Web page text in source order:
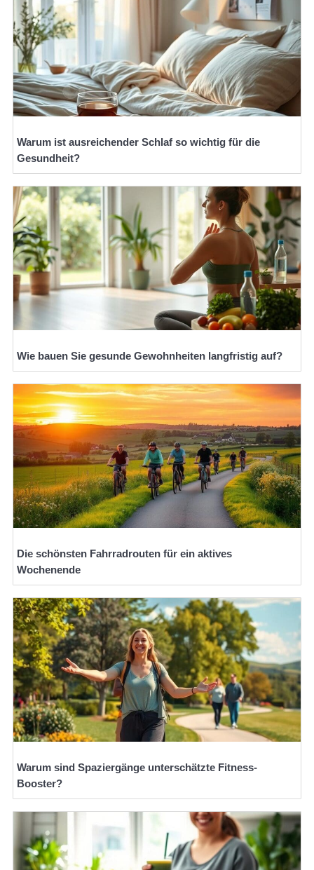
Warum ist ausreichender Schlaf so wichtig für die
Gesundheit?
Wie bauen Sie gesunde Gewohnheiten langfristig auf?
Die schönsten Fahrradrouten für ein aktives
Wochenende
Warum sind Spaziergänge unterschätzte Fitness-
Booster?